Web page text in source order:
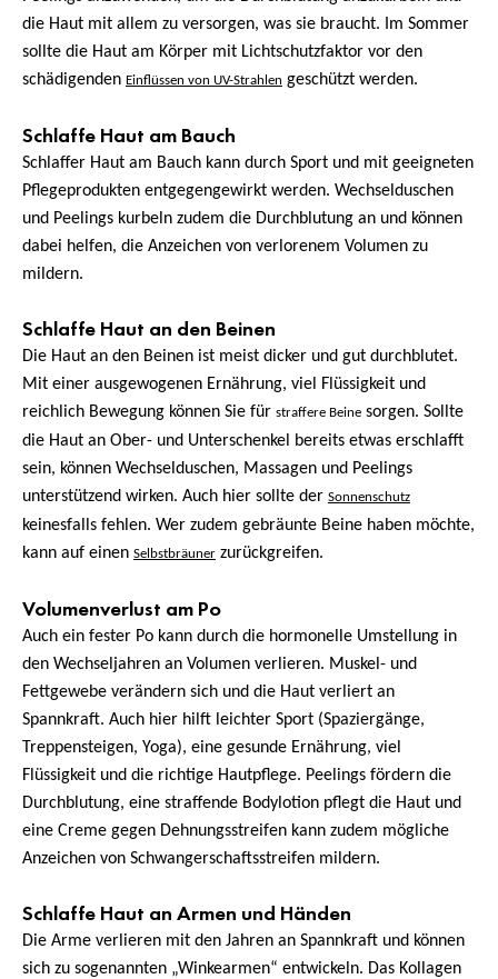
die Haut mit allem zu versorgen, was sie braucht. Im Sommer
sollte die Haut am Körper mit Lichtschutzfaktor vor den
schädigenden Einflüssen von UV-Strahlen geschützt werden.
Schlaffe Haut am Bauch
Schlaffer Haut am Bauch kann durch Sport und mit geeigneten
Pflegeprodukten entgegengewirkt werden. Wechselduschen
und Peelings kurbeln zudem die Durchblutung an und können
dabei helfen, die Anzeichen von verlorenem Volumen zu
mildern.
Schlaffe Haut an den Beinen
Die Haut an den Beinen ist meist dicker und gut durchblutet.
Mit einer ausgewogenen Ernährung, viel Flüssigkeit und
reichlich Bewegung können Sie für straffere Beine sorgen. Sollte
die Haut an Ober- und Unterschenkel bereits etwas erschlafft
sein, können Wechselduschen, Massagen und Peelings
unterstützend wirken. Auch hier sollte der Sonnenschutz
keinesfalls fehlen. Wer zudem gebräunte Beine haben möchte,
kann auf einen Selbstbräuner zurückgreifen.
Volumenverlust am Po
Auch ein fester Po kann durch die hormonelle Umstellung in
den Wechseljahren an Volumen verlieren. Muskel- und
Fettgewebe verändern sich und die Haut verliert an
Spannkraft. Auch hier hilft leichter Sport (Spaziergänge,
Treppensteigen, Yoga), eine gesunde Ernährung, viel
Flüssigkeit und die richtige Hautpflege. Peelings fördern die
Durchblutung, eine straffende Bodylotion pflegt die Haut und
eine Creme gegen Dehnungsstreifen kann zudem mögliche
Anzeichen von Schwangerschaftsstreifen mildern.
Schlaffe Haut an Armen und Händen
Die Arme verlieren mit den Jahren an Spannkraft und können
sich zu sogenannten „Winkearmen“ entwickeln. Das Kollagen